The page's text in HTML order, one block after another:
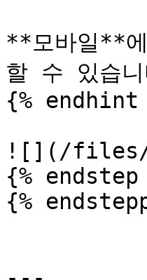
**모바일**
할 수 있습
{% endhint
![](/files/
{% endstep
{%